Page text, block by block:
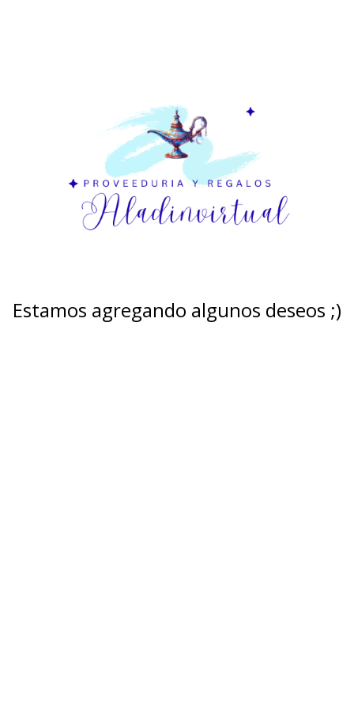
Estamos agregando algunos deseos ;)